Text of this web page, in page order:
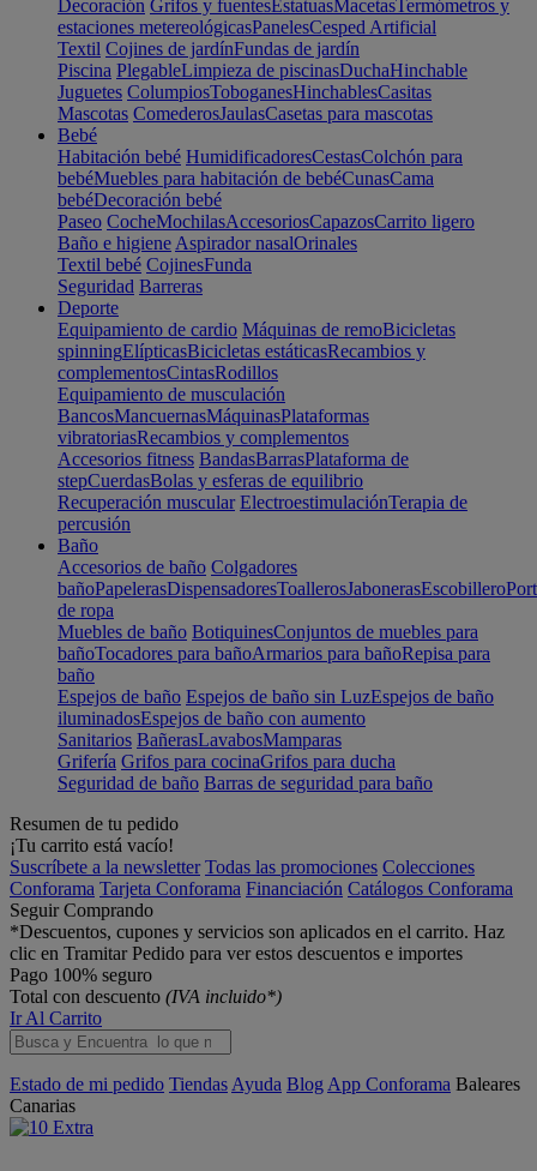
Decoración Grifos y fuentesEstatuasMacetasTermómetros y
estaciones metereológicasPanelesCesped Artificial
Textil Cojines de jardínFundas de jardín
Piscina PlegableLimpieza de piscinasDuchaHinchable
Juguetes ColumpiosToboganesHinchablesCasitas
Mascotas ComederosJaulasCasetas para mascotas
Bebé
Habitación bebé HumidificadoresCestasColchón para
bebéMuebles para habitación de bebéCunasCama
bebéDecoración bebé
Paseo CocheMochilasAccesoriosCapazosCarrito ligero
Baño e higiene Aspirador nasalOrinales
Textil bebé CojinesFunda
Seguridad Barreras
Deporte
Equipamiento de cardio Máquinas de remoBicicletas
spinningElípticasBicicletas estáticasRecambios y
complementosCintasRodillos
Equipamiento de musculación
BancosMancuernasMáquinasPlataformas
vibratoriasRecambios y complementos
Accesorios fitness BandasBarrasPlataforma de
stepCuerdasBolas y esferas de equilibrio
Recuperación muscular ElectroestimulaciónTerapia de
percusión
Baño
Accesorios de baño Colgadores
bañoPapelerasDispensadoresToallerosJabonerasEscobillero
de ropa
Muebles de baño BotiquinesConjuntos de muebles para
bañoTocadores para bañoArmarios para bañoRepisa para
baño
Espejos de baño Espejos de baño sin LuzEspejos de baño
iluminadosEspejos de baño con aumento
Sanitarios BañerasLavabosMamparas
Grifería Grifos para cocinaGrifos para ducha
Seguridad de baño Barras de seguridad para baño
Resumen de tu pedido
¡Tu carrito está vacío!
Suscríbete a la newsletter Todas las promociones Colecciones
Conforama Tarjeta Conforama Financiación Catálogos Conforama
Seguir Comprando
*Descuentos, cupones y servicios son aplicados en el carrito. Haz
clic en Tramitar Pedido para ver estos descuentos e importes
Pago 100% seguro
Total con descuento (IVA incluido*)
Ir Al Carrito
Estado de mi pedido Tiendas Ayuda Blog App Conforama Baleares
Canarias